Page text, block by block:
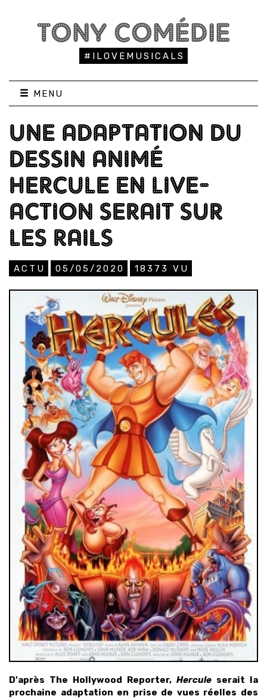
TONY COMÉDIE
#ILOVEMUSICALS
MENU
UNE ADAPTATION DU
DESSIN ANIMÉ
HERCULE EN LIVE-
ACTION SERAIT SUR
LES RAILS
ACTU 05/05/2020 18373 VU
D'après The Hollywood Reporter, Hercule serait la
prochaine adaptation en prise de vues réelles des